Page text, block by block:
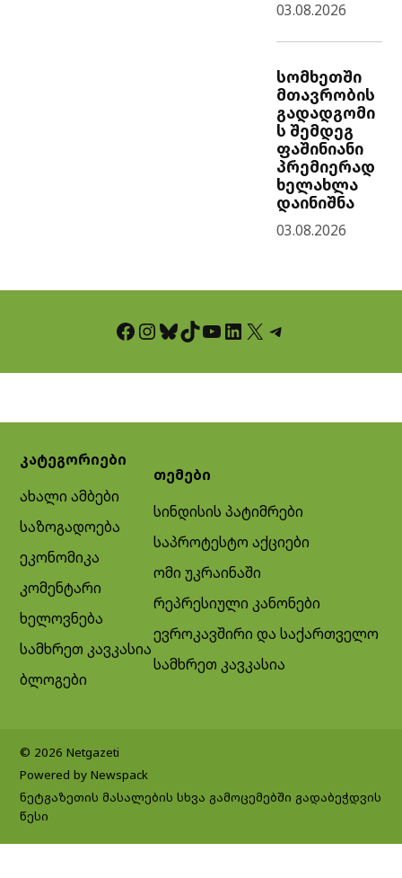
03.08.2026
სომხეთში
მთავრობის
გადადგომი
ს შემდეგ
ფაშინიანი
პრემიერად
ხელახლა
დაინიშნა
03.08.2026
Facebook InstagramBluesky TikTok YouTube LinkedIn X Telegram
კატეგორიები
ახალი ამბები
საზოგადოება
ეკონომიკა
კომენტარი
ხელოვნება
სამხრეთ კავკასია
ბლოგები
თემები
სინდისის პატიმრები
საპროტესტო აქციები
ომი უკრაინაში
რეპრესიული კანონები
ევროკავშირი და საქართველო
სამხრეთ კავკასია
© 2026 Netgazeti
Powered by Newspack
ნეტგაზეთის მასალების სხვა გამოცემებში გადაბეჭდვის
წესი